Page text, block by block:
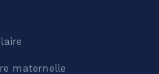
maternelle